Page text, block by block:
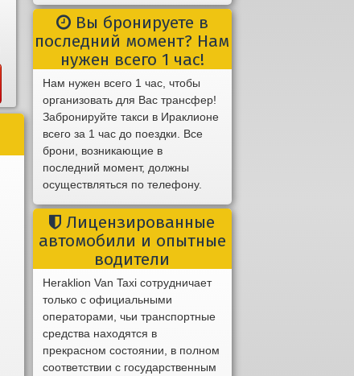
Вы бронируете в
последний момент? Нам
нужен всего 1 час!
Нам нужен всего 1 час, чтобы
организовать для Вас трансфер!
Забронируйте такси в Ираклионе
всего за 1 час до поездки. Все
брони, возникающие в
последний момент, должны
осуществляться по телефону.
Лицензированные
автомобили и опытные
водители
Heraklion Van Taxi сотрудничает
только с официальными
операторами, чьи транспортные
средства находятся в
прекрасном состоянии, в полном
соответствии с государственным